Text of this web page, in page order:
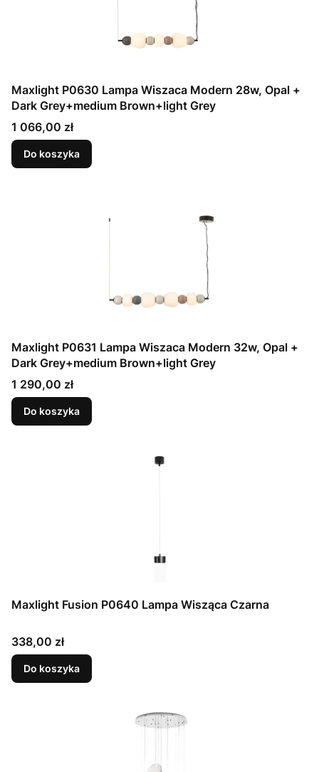
Maxlight P0630 Lampa Wiszaca Modern 28w, Opal +
Dark Grey+medium Brown+light Grey
Cena
1 066,00 zł
Do koszyka
Maxlight P0631 Lampa Wiszaca Modern 32w, Opal +
Dark Grey+medium Brown+light Grey
Cena
1 290,00 zł
Do koszyka
Maxlight Fusion P0640 Lampa Wisząca Czarna
Cena
338,00 zł
Do koszyka